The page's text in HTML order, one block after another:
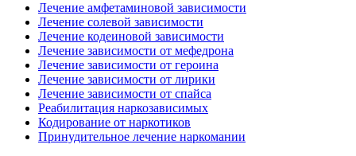
Лечение амфетаминовой зависимости
Лечение солевой зависимости
Лечение кодеиновой зависимости
Лечение зависимости от мефедрона
Лечение зависимости от героина
Лечение зависимости от лирики
Лечение зависимости от спайса
Реабилитация наркозависимых
Кодирование от наркотиков
Принудительное лечение наркомании